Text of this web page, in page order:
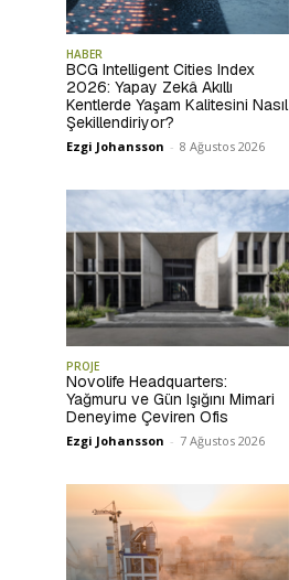
HABER
BCG Intelligent Cities Index
2026: Yapay Zekâ Akıllı
Kentlerde Yaşam Kalitesini Nasıl
Şekillendiriyor?
Ezgi Johansson - 8 Ağustos 2026
PROJE
Novolife Headquarters:
Yağmuru ve Gün Işığını Mimari
Deneyime Çeviren Ofis
Ezgi Johansson - 7 Ağustos 2026